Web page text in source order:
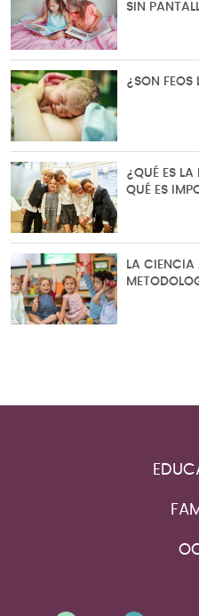
SIN
¿SON FEOS
¿QUÉ ES
QUÉ ES
LA CIENCIA